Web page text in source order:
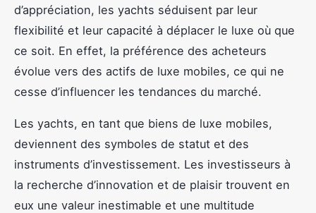
d’appréciation, les yachts séduisent par leur
flexibilité et leur capacité à déplacer le luxe où que
ce soit. En effet, la préférence des acheteurs
évolue vers des actifs de luxe mobiles, ce qui ne
cesse d’influencer les tendances du marché.
Les yachts, en tant que biens de luxe mobiles,
deviennent des symboles de statut et des
instruments d’investissement. Les investisseurs à
la recherche d’innovation et de plaisir trouvent en
eux une valeur inestimable et une multitude